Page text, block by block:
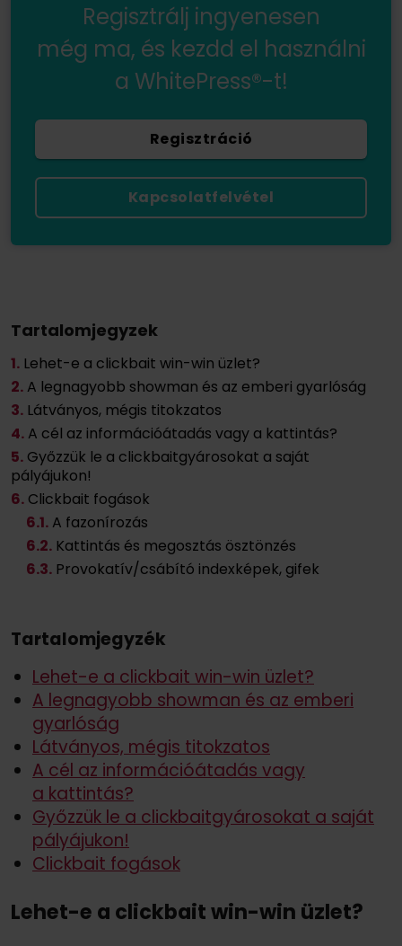
Regisztrálj ingyenesen
még ma, és kezdd el használni
a WhitePress®-t!
Regisztráció
Kapcsolatfelvétel
Tartalomjegyzek
1. Lehet-e a clickbait win-win üzlet?
2. A legnagyobb showman és az emberi gyarlóság
3. Látványos, mégis titokzatos
4. A cél az információátadás vagy a kattintás?
5. Győzzük le a clickbaitgyárosokat a saját
pályájukon!
6. Clickbait fogások
6.1. A fazonírozás
6.2. Kattintás és megosztás ösztönzés
6.3. Provokatív/csábító indexképek, gifek
Tartalomjegyzék
Lehet-e a clickbait win-win üzlet?
A legnagyobb showman és az emberi
gyarlóság
Látványos, mégis titokzatos
A cél az információátadás vagy
a kattintás?
Győzzük le a clickbaitgyárosokat a saját
pályájukon!
Clickbait fogások
Lehet-e a clickbait win-win üzlet?